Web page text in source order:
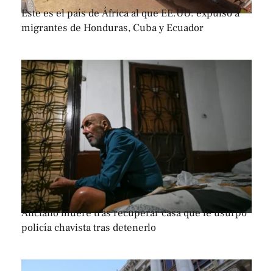
Este es el país de África al que EE.UU. expulsó a
migrantes de Honduras, Cuba y Ecuador
Anciano muere tras recuperar casa que le usurpó
policía chavista tras detenerlo